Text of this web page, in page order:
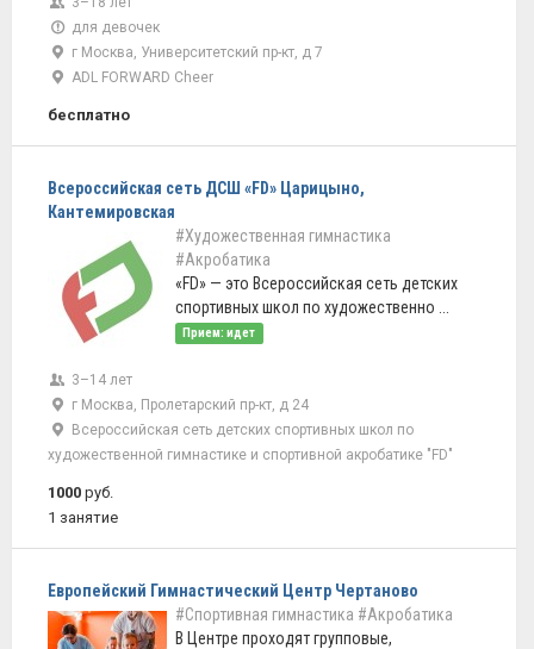
для девочек
г Москва, Университетский пр-кт, д 7
ADL FORWARD Cheer
бесплатно
Всероссийская сеть ДСШ «FD» Царицыно,
Кантемировская
#Художественная гимнастика
#Акробатика
«FD» — это Всероссийская сеть детских
спортивных школ по художественно ...
Прием: идет
3–14 лет
г Москва, Пролетарский пр-кт, д 24
Всероссийская сеть детских спортивных школ по
художественной гимнастике и спортивной акробатике "FD"
1000 руб.
1 занятие
Европейский Гимнастический Центр Чертаново
#Спортивная гимнастика #Акробатика
В Центре проходят групповые,